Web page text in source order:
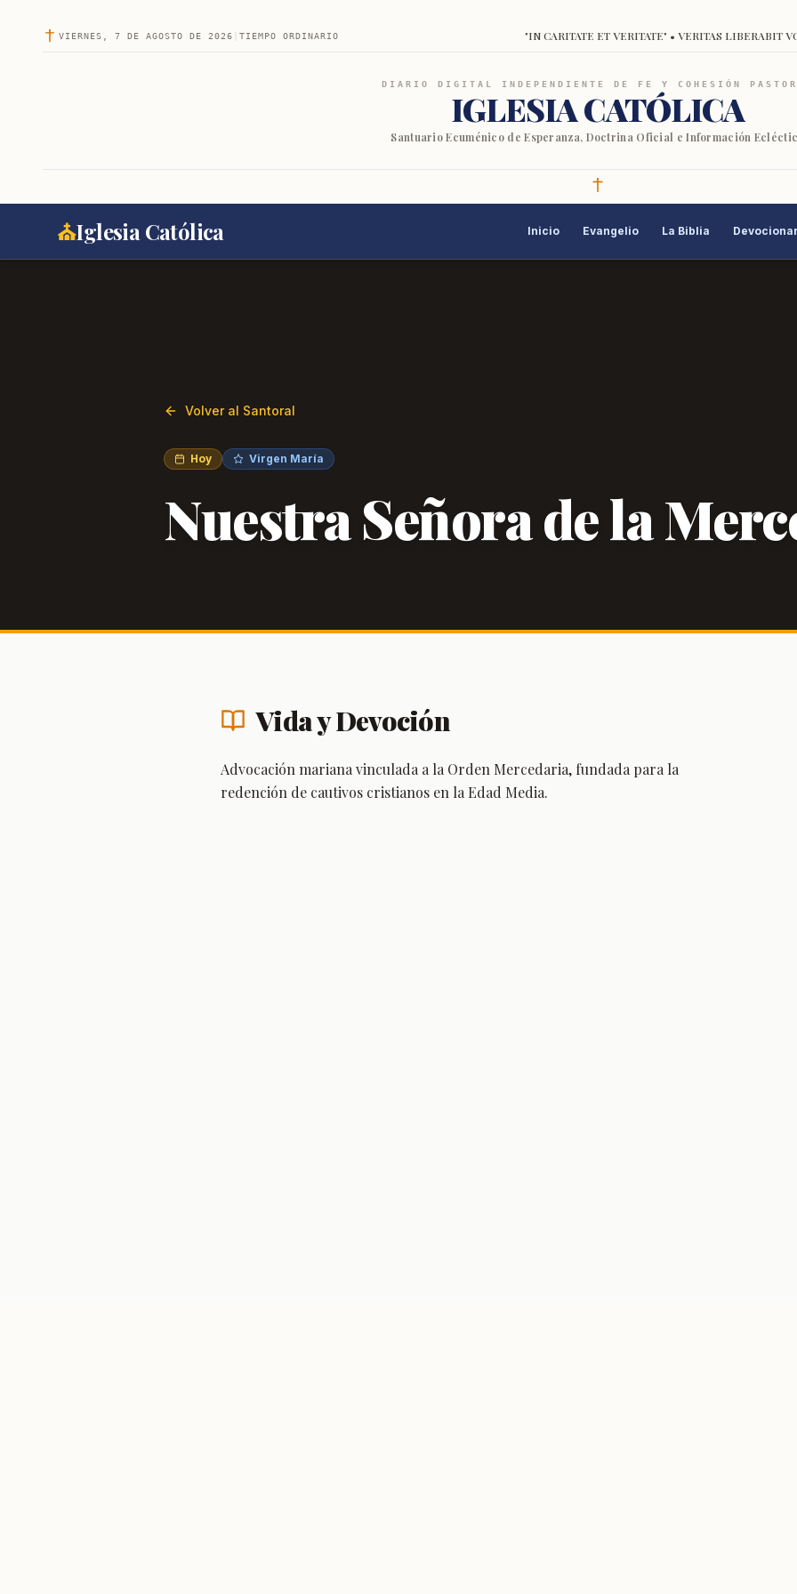
VIERNES, 7 DE AGOSTO DE 2026 TIEMPO ORDINARIO "IN CARITATE ET VERITATE" • VERITAS LIBERABIT
DIARIO DIGITAL INDEPENDIENTE DE FE Y COHESIÓN
IGLESIA CATÓLICA
Santuario Ecuménico de Esperanza, Doctrina Oficial e Información
⛪Iglesia Católica Inicio Evangelio La Biblia
Volver al Santoral
Hoy Virgen María
Nuestra Señora de la
Vida y Devoción
Advocación mariana vinculada a la Orden Mercedaria, fundada para la
redención de cautivos cristianos en la Edad Media.